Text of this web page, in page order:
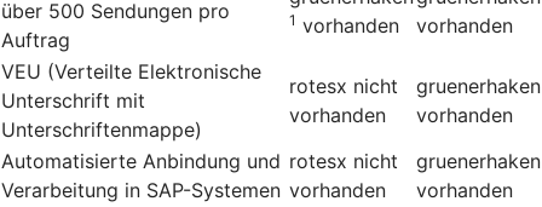
über 500 Sendungen pro
Auftrag
1 vorhanden
vorhanden
VEU (Verteilte Elektronische
Unterschrift mit
Unterschriftenmappe)
rotesx nicht
vorhanden
gruenerhaken
vorhanden
Automatisierte Anbindung und
Verarbeitung in SAP-Systemen
rotesx nicht
vorhanden
gruenerhaken
vorhanden